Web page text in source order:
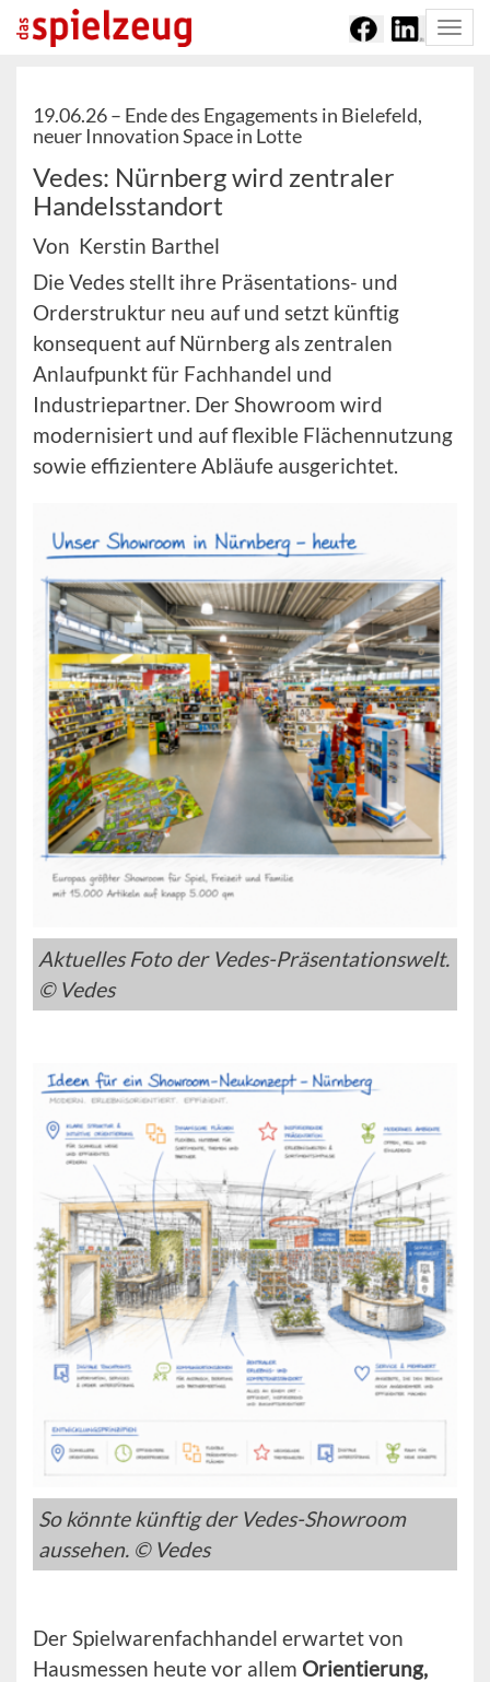
19.06.26 – Ende des Engagements in Bielefeld,
neuer Innovation Space in Lotte
Vedes: Nürnberg wird zentraler
Handelsstandort
Von Kerstin Barthel
Die Vedes stellt ihre Präsentations- und
Orderstruktur neu auf und setzt künftig
konsequent auf Nürnberg als zentralen
Anlaufpunkt für Fachhandel und
Industriepartner. Der Showroom wird
modernisiert und auf flexible Flächennutzung
sowie effizientere Abläufe ausgerichtet.
Aktuelles Foto der Vedes-Präsentationswelt.
© Vedes
So könnte künftig der Vedes-Showroom
aussehen. © Vedes
Der Spielwarenfachhandel erwartet von
Hausmessen heute vor allem Orientierung,